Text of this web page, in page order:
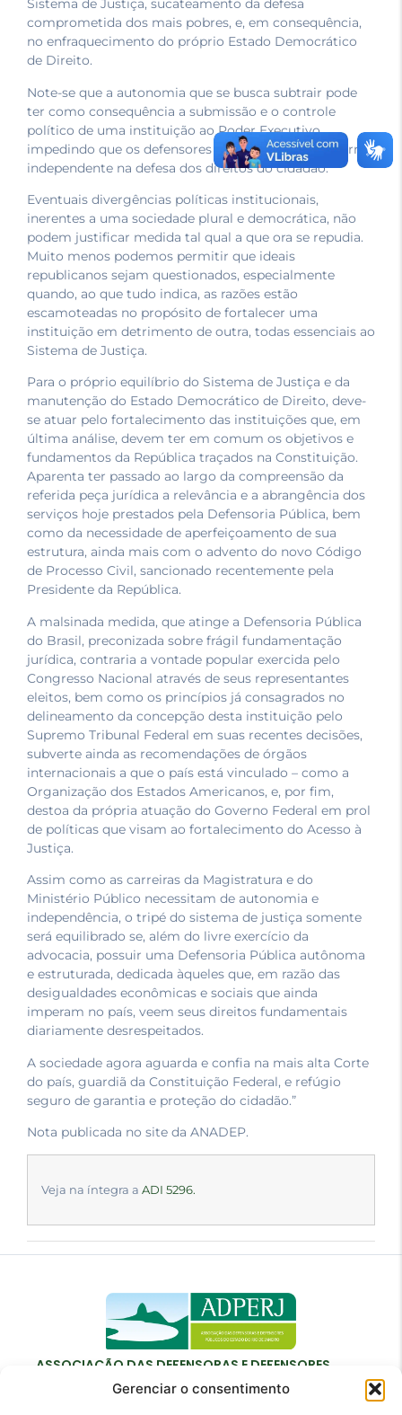
Gerenciar o consentimento
Sistema de Justiça, sucateamento da defesa
comprometida dos mais pobres, e, em consequência,
no enfraquecimento do próprio Estado Democrático
de Direito.
Note-se que a autonomia que se busca subtrair pode
ter como consequência a submissão e o controle
político de uma instituição ao Poder Executivo,
impedindo que os defensores públicos atuem de forma
independente na defesa dos direitos do cidadão.
Eventuais divergências políticas institucionais,
inerentes a uma sociedade plural e democrática, não
podem justificar medida tal qual a que ora se repudia.
Muito menos podemos permitir que ideais
republicanos sejam questionados, especialmente
quando, ao que tudo indica, as razões estão
escamoteadas no propósito de fortalecer uma
instituição em detrimento de outra, todas essenciais ao
Sistema de Justiça.
Para o próprio equilíbrio do Sistema de Justiça e da
manutenção do Estado Democrático de Direito, deve-
se atuar pelo fortalecimento das instituições que, em
última análise, devem ter em comum os objetivos e
fundamentos da República traçados na Constituição.
Aparenta ter passado ao largo da compreensão da
referida peça jurídica a relevância e a abrangência dos
serviços hoje prestados pela Defensoria Pública, bem
como da necessidade de aperfeiçoamento de sua
estrutura, ainda mais com o advento do novo Código
de Processo Civil, sancionado recentemente pela
Presidente da República.
A malsinada medida, que atinge a Defensoria Pública
do Brasil, preconizada sobre frágil fundamentação
jurídica, contraria a vontade popular exercida pelo
Congresso Nacional através de seus representantes
eleitos, bem como os princípios já consagrados no
delineamento da concepção desta instituição pelo
Supremo Tribunal Federal em suas recentes decisões,
subverte ainda as recomendações de órgãos
internacionais a que o país está vinculado – como a
Organização dos Estados Americanos, e, por fim,
destoa da própria atuação do Governo Federal em prol
de políticas que visam ao fortalecimento do Acesso à
Justiça.
Assim como as carreiras da Magistratura e do
Ministério Público necessitam de autonomia e
independência, o tripé do sistema de justiça somente
será equilibrado se, além do livre exercício da
advocacia, possuir uma Defensoria Pública autônoma
e estruturada, dedicada àqueles que, em razão das
desigualdades econômicas e sociais que ainda
imperam no país, veem seus direitos fundamentais
diariamente desrespeitados.
A sociedade agora aguarda e confia na mais alta Corte
do país, guardiã da Constituição Federal, e refúgio
seguro de garantia e proteção do cidadão.”
Nota publicada no site da ANADEP.
Veja na íntegra a ADI 5296.
ASSOCIAÇÃO DAS DEFENSORAS E DEFENSORES
PÚBLICOS DO ESTADO DO RIO DE JANEIRO